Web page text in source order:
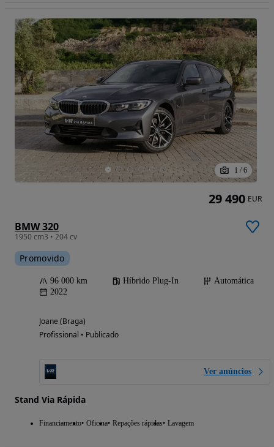
1 / 6
BMW 320
1950 cm3 • 204 cv
Promovido
96 000 km Híbrido Plug-In
Automática
2022
Joane (Braga)
Profissional • Publicado
Ver anúncios
Stand Via Rápida
Financiamento Oficina Repações rápidas Lavagem
29 490 EUR